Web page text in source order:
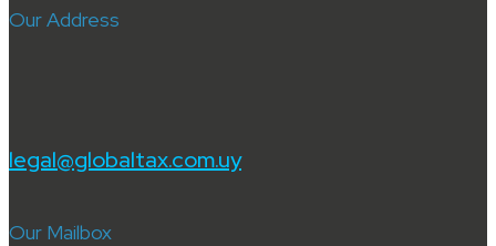
Our Address
legal@globaltax.com.uy
Our Mailbox